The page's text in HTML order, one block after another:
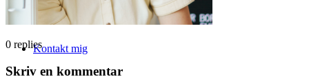
Kontakt mig
0 replies
Skriv en kommentar